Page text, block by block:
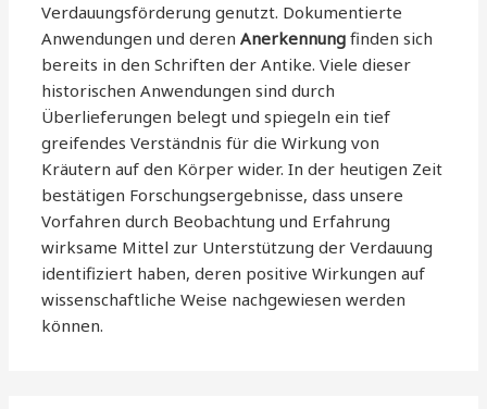
Verdauungsförderung genutzt. Dokumentierte
Anwendungen und derenAnerkennung finden sich
bereits in den Schriften der Antike. Viele dieser
historischen Anwendungen sind durch
Überlieferungen belegt und spiegeln ein tief
greifendes Verständnis für die Wirkung von
Kräutern auf den Körper wider. In der heutigen Zeit
bestätigen Forschungsergebnisse, dass unsere
Vorfahren durch Beobachtung und Erfahrung
wirksame Mittel zur Unterstützung der Verdauung
identifiziert haben, deren positive Wirkungen auf
wissenschaftliche Weise nachgewiesen werden
können.